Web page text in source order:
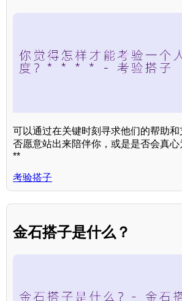
可以通过在关键时刻寻求他们的帮助
否愿意站出来陪伴你，或是是否会真心
**
考验搭子
金石搭子是什么？